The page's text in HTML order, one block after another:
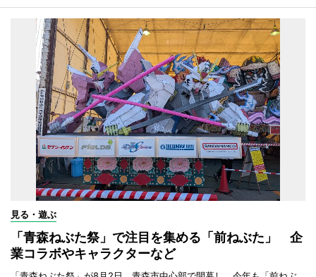
見る・遊ぶ
「青森ねぶた祭」で注目を集める「前ねぶた」 企
業コラボやキャラクターなど